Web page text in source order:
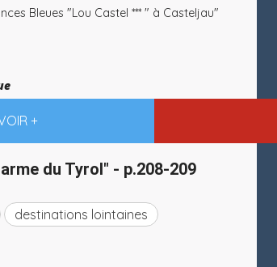
Bleues "Lou Castel *** " à Casteljau"
+
du Tyrol" - p.208-209
destinations lointaines